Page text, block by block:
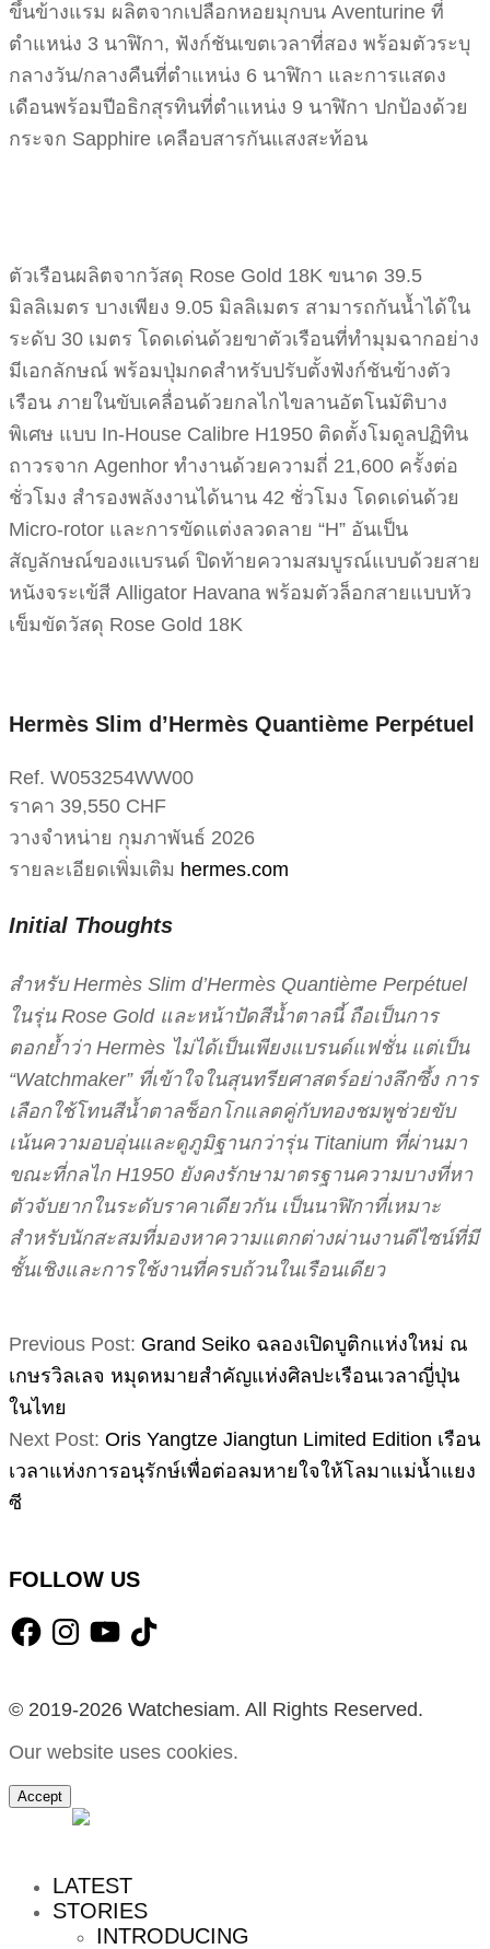
ขึ้นข้างแรม ผลิตจากเปลือกหอยมุกบน Aventurine ที่
ตำแหน่ง 3 นาฬิกา, ฟังก์ชันเขตเวลาที่สอง พร้อมตัวระบุ
กลางวัน/กลางคืนที่ตำแหน่ง 6 นาฬิกา และการแสดง
เดือนพร้อมปีอธิกสุรทินที่ตำแหน่ง 9 นาฬิกา ปกป้องด้วย
กระจก Sapphire เคลือบสารกันแสงสะท้อน
ตัวเรือนผลิตจากวัสดุ Rose Gold 18K ขนาด 39.5
มิลลิเมตร บางเพียง 9.05 มิลลิเมตร สามารถกันน้ำได้ใน
ระดับ 30 เมตร โดดเด่นด้วยขาตัวเรือนที่ทำมุมฉากอย่าง
มีเอกลักษณ์ พร้อมปุ่มกดสำหรับปรับตั้งฟังก์ชันข้างตัว
เรือน ภายในขับเคลื่อนด้วยกลไกไขลานอัตโนมัติบาง
พิเศษ แบบ In-House Calibre H1950 ติดตั้งโมดูลปฏิทิน
ถาวรจาก Agenhor ทำงานด้วยความถี่ 21,600 ครั้งต่อ
ชั่วโมง สำรองพลังงานได้นาน 42 ชั่วโมง โดดเด่นด้วย
Micro-rotor และการขัดแต่งลวดลาย “H” อันเป็น
สัญลักษณ์ของแบรนด์ ปิดท้ายความสมบูรณ์แบบด้วยสาย
หนังจระเข้สี Alligator Havana พร้อมตัวล็อกสายแบบหัว
เข็มขัดวัสดุ Rose Gold 18K
Hermès Slim d’Hermès Quantième Perpétuel
Ref. W053254WW00
ราคา 39,550 CHF
วางจำหน่าย กุมภาพันธ์ 2026
รายละเอียดเพิ่มเติม hermes.com
Initial Thoughts
สำหรับ Hermès Slim d’Hermès Quantième Perpétuel
ในรุ่น Rose Gold และหน้าปัดสีน้ำตาลนี้ ถือเป็นการ
ตอกย้ำว่า Hermès ไม่ได้เป็นเพียงแบรนด์แฟชั่น แต่เป็น
“Watchmaker” ที่เข้าใจในสุนทรียศาสตร์อย่างลึกซึ้ง การ
เลือกใช้โทนสีน้ำตาลช็อกโกแลตคู่กับทองชมพูช่วยขับ
เน้นความอบอุ่นและดูภูมิฐานกว่ารุ่น Titanium ที่ผ่านมา
ขณะที่กลไก H1950 ยังคงรักษามาตรฐานความบางที่หา
ตัวจับยากในระดับราคาเดียวกัน เป็นนาฬิกาที่เหมาะ
สำหรับนักสะสมที่มองหาความแตกต่างผ่านงานดีไซน์ที่มี
ชั้นเชิงและการใช้งานที่ครบถ้วนในเรือนเดียว
2026-
21
Previous Post: Grand Seiko ฉลองเปิดบูติกแห่งใหม่ ณ
เกษรวิลเลจ หมุดหมายสำคัญแห่งศิลปะเรือนเวลาญี่ปุ่น
ในไทย
Next Post: Oris Yangtze Jiangtun Limited Edition เรือน
เวลาแห่งการอนุรักษ์เพื่อต่อลมหายใจให้โลมาแม่น้ำแยง
ซี
FOLLOW US
FacebookInstagramYouTube
TikTok
© 2019-2026 Watchesiam. All Rights Reserved.
Our website uses cookies.
Accept
LATEST
STORIES
INTRODUCING